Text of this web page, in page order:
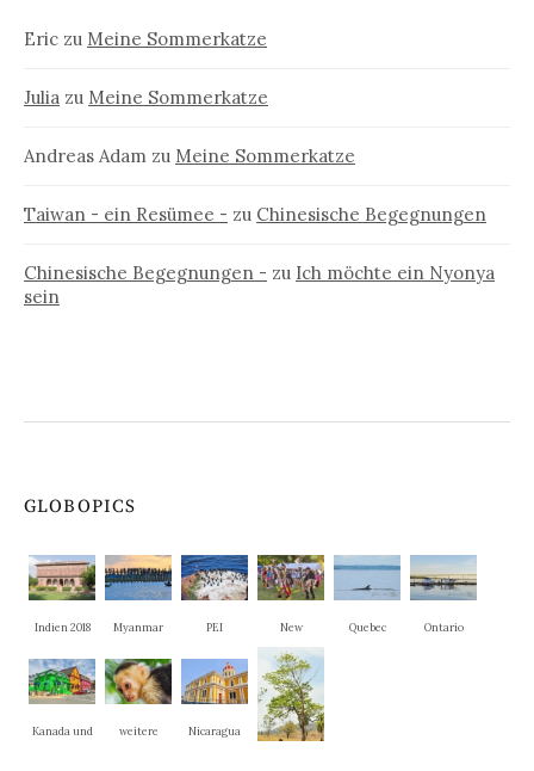
Eric zu Meine Sommerkatze
Julia zu Meine Sommerkatze
Andreas Adam zu Meine Sommerkatze
Taiwan - ein Resümee - zu Chinesische Begegnungen
Chinesische Begegnungen - zu Ich möchte ein Nyonya
sein
GLOBOPICS
Indien 2018 Myanmar PEI
New
Brunswick
Quebec Ontario
Kanada und
weitere
Nicaragua